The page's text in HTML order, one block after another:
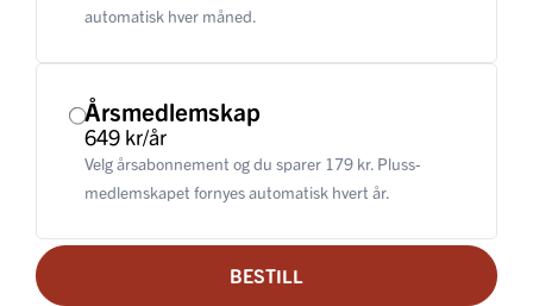
automatisk hver måned.
Årsmedlemskap
649 kr/år
Velg årsabonnement og du sparer 179 kr. Pluss-
medlemskapet fornyes automatisk hvert år.
BESTILL